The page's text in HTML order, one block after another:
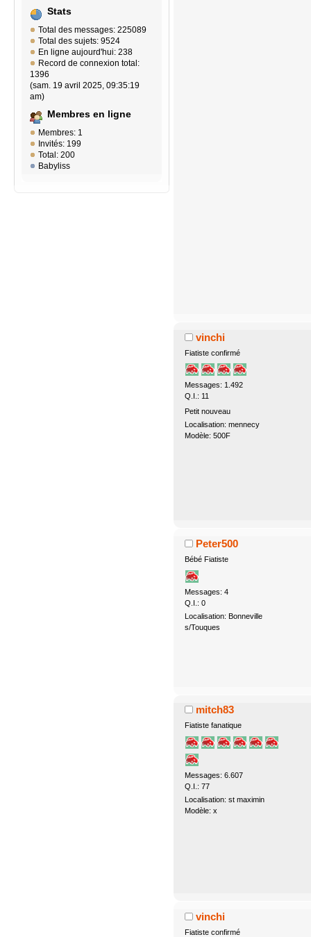
Stats
Total des messages: 225089
Total des sujets: 9524
En ligne aujourd'hui: 238
Record de connexion total:
1396
(sam. 19 avril 2025, 09:35:19
am)
Membres en ligne
Membres: 1
Invités: 199
Total: 200
Babyliss
vinchi
Fiatiste confirmé
Messages: 1.492
Q.I.: 11
Petit nouveau
Localisation: mennecy
Modèle: 500F
Peter500
Bébé Fiatiste
Messages: 4
Q.I.: 0
Localisation: Bonneville
s/Touques
mitch83
Fiatiste fanatique
Messages: 6.607
Q.I.: 77
Localisation: st maximin
Modèle: x
vinchi
Fiatiste confirmé